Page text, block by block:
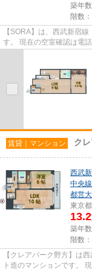
築年
階数
【SORA】は、西武新宿
す。 現在の空室確認は電話またはメールにてお問い合わせください。 退去前情報
賃貸｜マンション ク
西武
中央線
都営
東京都
13.2
築年
階数
【クレアパーク野方】は
ト造のマンションです。 現在の空室確認は電話またはメールにてお問い合わせく